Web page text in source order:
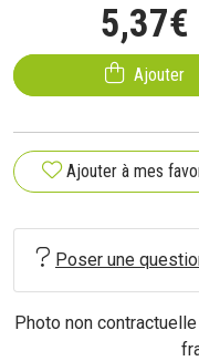
5,37€
Ajouter
Ajouter à mes
Poser une
Photo non